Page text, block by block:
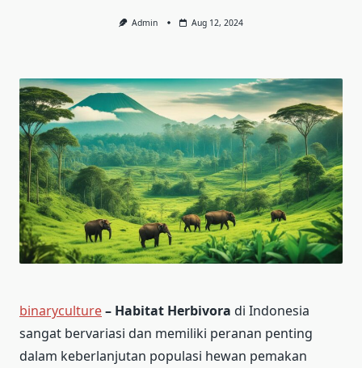
Admin Aug 12, 2024
binaryculture– Habitat Herbivora di Indonesia
sangat bervariasi dan memiliki peranan penting
dalam keberlanjutan populasi hewan pemakan